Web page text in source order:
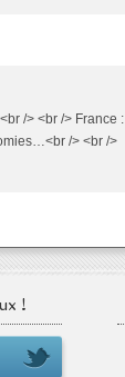
/> <br /> France :
/> <br />
!